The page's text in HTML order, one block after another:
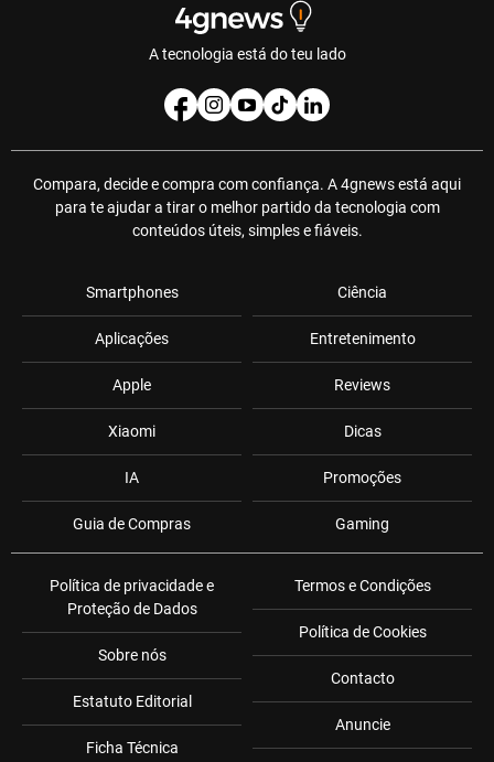
A tecnologia está do teu lado
Compara, decide e compra com confiança. A 4gnews está aqui
para te ajudar a tirar o melhor partido da tecnologia com
conteúdos úteis, simples e fiáveis.
Smartphones
Aplicações
Apple
Xiaomi
IA
Guia de Compras
Ciência
Entretenimento
Reviews
Dicas
Promoções
Gaming
Política de privacidade e
Proteção de Dados
Sobre nós
Estatuto Editorial
Ficha Técnica
Termos e Condições
Política de Cookies
Contacto
Anuncie